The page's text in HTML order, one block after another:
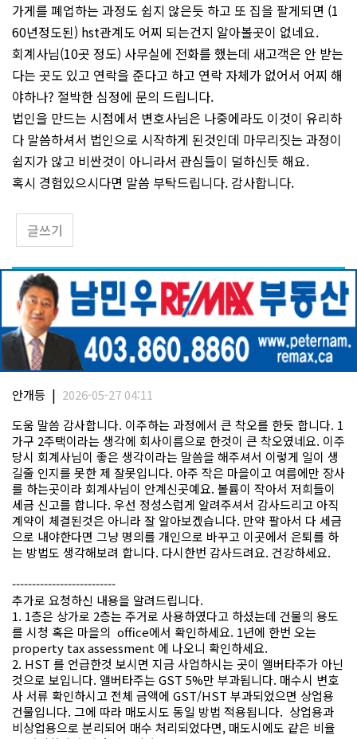
가게를 폐업하는 과정도 쉽지 않은듯 하고 또 집을 팔게되면 (1
60년정도된) hst관계도 어찌 되는건지 알아볼곳이 없네요.
회계사님(10곳 정도) 사무실에 전화를 했는데 새고객은 안 받는
다는 곳도 있고 연락을 준다고 하고 연락 자체가 없어서 어찌 해
야하나? 절박한 심정에 문의 드립니다.
법인을 만드는 시점에서 변호사님은 나중에라도 이것이 유리하
다 말씀하셔서 법인으로 시작하게 된것인데 마무리짓는 과정이
쉽지가 않고 비싼것이 아니라서 관심들이 덜하신듯 해요.
혹시 경험있으시다면 말씀 부탁드립니다. 감사합니다.
글쓰기
안개등 | 2026-05-27 04:11
도움 말씀 감사합니다. 이주하는 과정에서 큰 착오를 한듯 합니다. 1
가구 2주택이라는 생각에 회사이름으로 한것이 큰 착오였네요. 이주
당시 회계사님이 좋은 생각이라는 말씀을 해주셔서 이렇게 일이 생
길줄 인지를 못한 제 잘못입니다. 아주 작은 마을이고 여름에만 장사
를 하는곳이라 회계사님이 안계신곳예요. 볼륨이 작아서 저희들이
세금 신고를 합니다. 우선 정성스럽게 알려주셔서 감사드리고 아직
계약이 체결된것은 아니라 잘 알아보겠습니다. 만약 팔아서 다 세금
으로 내야한다면 그냥 명의를 개인으로 바꾸고 이곳에서 은퇴를 하
는 방법도 생각해보려 합니다. 다시한번 감사드려요. 건강하세요.
--------------------------
추가로 요청하신 내용을 알려드립니다.
1. 1층은 상가로 2층는 주거로 사용하였다고 하셨는데 건물의 용도
를 시청 혹은 마을의 office에서 확인하세요. 1년에 한번 오는
property tax assessment 에 나오니 확인하세요.
2. HST 를 언급한것 보시면 지금 사업하시는 곳이 앨버타주가 아닌
것으로 보입니다. 앨버타주는 GST 5%만 부과됩니다. 매수시 변호
사 서류 확인하시고 전체 금액에 GST/HST 부과되었으면 상업용
건물입니다. 그에 따라 매도시도 동일 방법 적용됩니다. 상업용과
비상업용으로 분리되어 매수 처리되었다면, 매도시에도 같은 비율